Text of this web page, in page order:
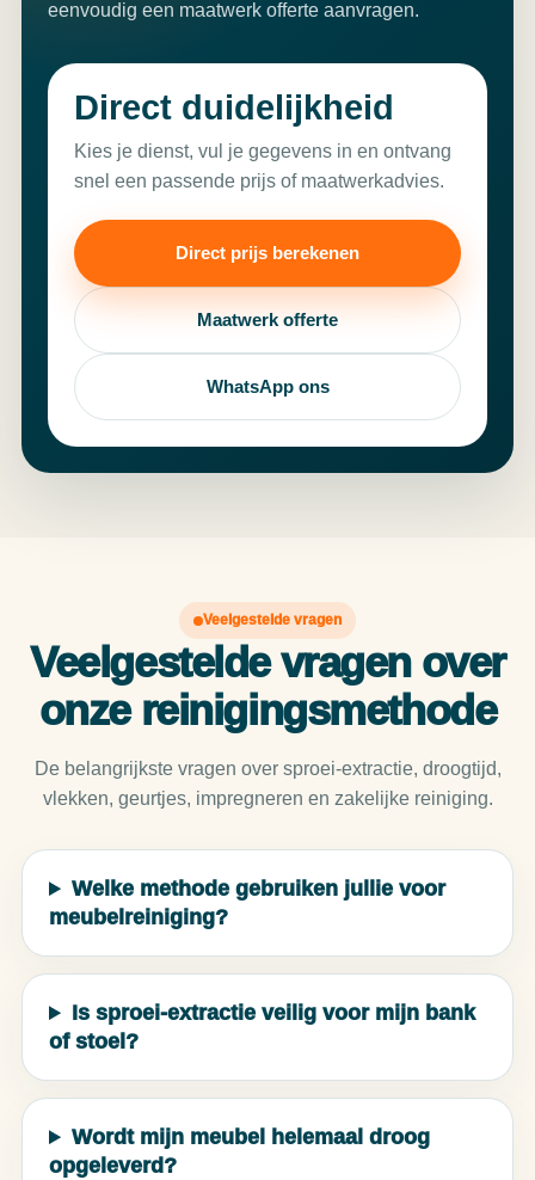
eenvoudig een maatwerk offerte aanvragen.
Direct duidelijkheid
Kies je dienst, vul je gegevens in en ontvang
snel een passende prijs of maatwerkadvies.
Direct prijs berekenen
Maatwerk offerte
WhatsApp ons
Veelgestelde vragen
Veelgestelde vragen over
onze reinigingsmethode
De belangrijkste vragen over sproei-extractie, droogtijd,
vlekken, geurtjes, impregneren en zakelijke reiniging.
Welke methode gebruiken jullie voor
meubelreiniging?
Is sproei-extractie veilig voor mijn bank
of stoel?
Wordt mijn meubel helemaal droog
opgeleverd?